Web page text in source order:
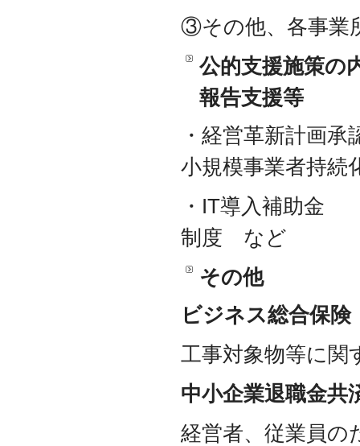
③その他、各事業
公的支援施策の
報告支援等
・経営革新計
小規模事業者持続
・IT導入補助金
制度 など
その他
ビジネス総合保険
工事対象物等に関
中小企業退職金共
経営者、従業員の